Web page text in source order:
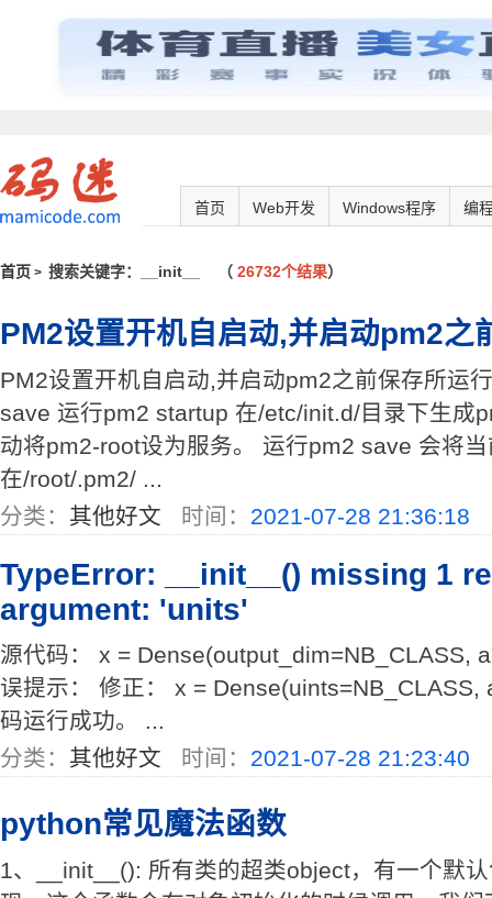
首页 Web开发 Windows程序 编
首页 > 搜索关键字：__init__ （ 26732个结果）
PM2设置开机自启动,并启动pm2之
PM2设置开机自启动,并启动pm2之前保存所运
save 运行pm2 startup 在/etc/init.d/目录下生成
动将pm2-root设为服务。 运行pm2 save 会将
在/root/.pm2/ ...
分类： 其他好文 时间： 2021-07-28 21:36:18
TypeError: __init__() missing 1
argument: 'units'
源代码： x = Dense(output_dim=NB_CLASS,
误提示： 修正： x =
码运行成功。 ...
分类： 其他好文 时间： 2021-07-28 21:23:40
python常见魔法函数
1、__init__(): 所有类的超类object，有一个默